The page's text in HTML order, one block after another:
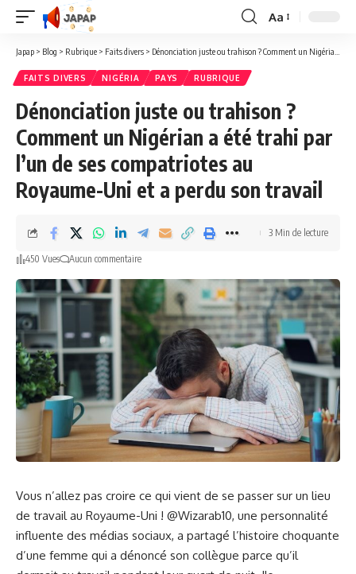
Redimensionner
Aa
Japap > Blog > Rubrique > Faits divers > Dénonciation juste ou trahison ? Comment un Nigérian a été trahi par l’un de ses compatriotes au Royaume-Uni et a perdu son travail
FAITS DIVERS NIGÉRIA PAYS RUBRIQUE
Dénonciation juste ou trahison ?
Comment un Nigérian a été trahi par
l’un de ses compatriotes au
Royaume-Uni et a perdu son travail
450 Vues Aucun commentaire
3 Min de lecture
Vous n’allez ‌pas croire ce qui vient de se passer sur un lieu
de travail au Royaume-Uni ! @Wizarab10, une personnalité
influente des médias⁤ sociaux,⁣ a partagé l’histoire choquante
d’une femme qui a dénoncé ‌son collègue parce ⁢qu’il